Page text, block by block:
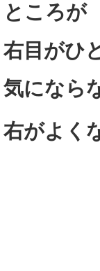
ところ
右目が
気になら
右がよく